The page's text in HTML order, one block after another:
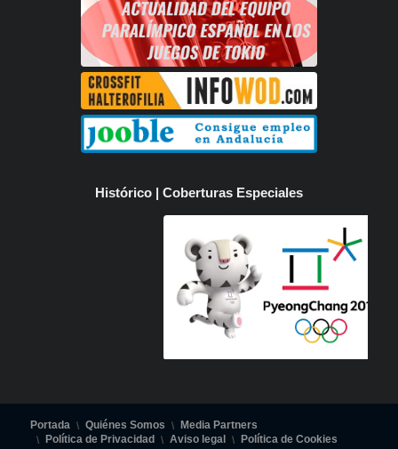
Histórico | Coberturas Especiales
Portada Quiénes Somos
Media Partners
Política de Privacidad
Aviso legal
Política de Cookies